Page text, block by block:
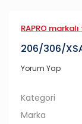
RAPRO
206/306/
Yorum Yap
Kategori
Marka